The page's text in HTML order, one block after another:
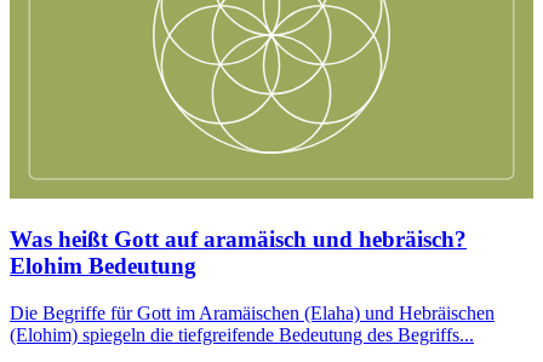
Was heißt Gott auf aramäisch und hebräisch?
Elohim Bedeutung
Die Begriffe für Gott im Aramäischen (Elaha) und Hebräischen
(Elohim) spiegeln die tiefgreifende Bedeutung des Begriffs...